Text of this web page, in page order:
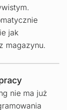
jak
magazynu.
nie ma już